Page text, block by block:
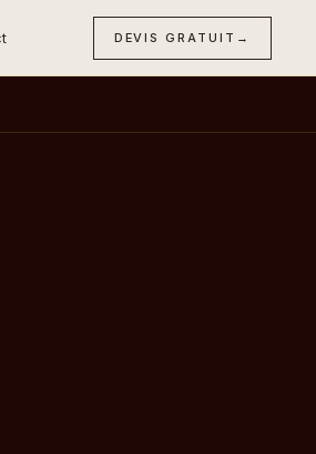
DEVIS GRATUIT →